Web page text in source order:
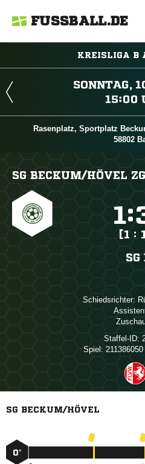
FUSSBALL.DE
KREISLIGA B


Rasenplatz, Sportplatz
58802
SG BECKUM/​HÖVEL
:
[1 :
Schiedsrichter:
Staffel-ID:
Spiel:
SG BECKUM/HÖVEL
0’